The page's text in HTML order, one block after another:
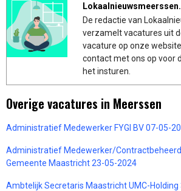
De redactie van
verzamelt vacatures uit
vacature op onze
contact met ons op voor
het insturen.
Overige vacatures in Meerssen
Administratief Medewerker FYGI BV 07-05-
Administratief Medewerker/
Gemeente Maastricht 23-05-2024
Ambtelijk Secretaris Maastricht UMC-